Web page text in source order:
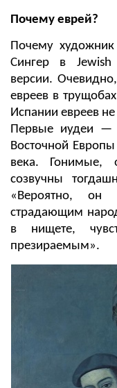
Почему еврей?
Почему
Сингер в Jewish
версии.
евреев в
Испании евреев
Первые иудеи —
Восточной
века. Гонимые,
созвучны
«Вероятно, он
страдающим
в нищете,
презираемым».